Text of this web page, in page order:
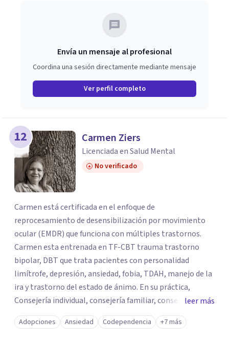
Envía un mensaje al profesional
Coordina una sesión directamente mediante mensaje
Ver perfil completo
12 Carmen Ziers
Licenciada en Salud Mental
No verificado
Carmen está certificada en el enfoque de
reprocesamiento de desensibilización por movimiento
ocular (EMDR) que funciona con múltiples trastornos.
Carmen esta entrenada en TF-CBT trauma trastorno
bipolar, DBT que trata pacientes con personalidad
limítrofe, depresión, ansiedad, fobia, TDAH, manejo de la
ira y trastorno del estado de ánimo. En su práctica,
Consejería individual, consejería familiar, consejería de
pareja. Ella es muy versada y conocedora de varias
técnicas de asesoramiento como la terapia conductual
leer más
Adopciones Ansiedad Codependencia +7 más